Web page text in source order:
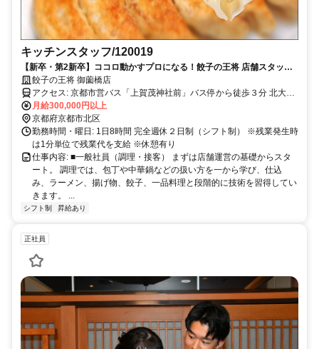
キッチンスタッフ/120019
【新卒・第2新卒】ココロ動かすプロになる！餃子の王将 店舗スタッフ
募集餃子の王将 御薗橋店
アクセス: 京都市営バス「上賀茂神社前」バス停から徒歩３分 北大路
駅から1,534m
月給300,000円以上
京都府京都市北区
勤務時間・曜日: 1日8時間 完全週休２日制（シフト制） ※残業発生時
は1分単位で残業代を支給 ※休憩有り
仕事内容: ■一般社員（調理・接客） まずは店舗運営の基礎からスタ
ート。 調理では、包丁や中華鍋などの扱い方を一から学び、仕込
み、ラーメン、揚げ物、餃子、一品料理と段階的に技術を習得してい
きます。 ...
シフト制 昇給あり
正社員